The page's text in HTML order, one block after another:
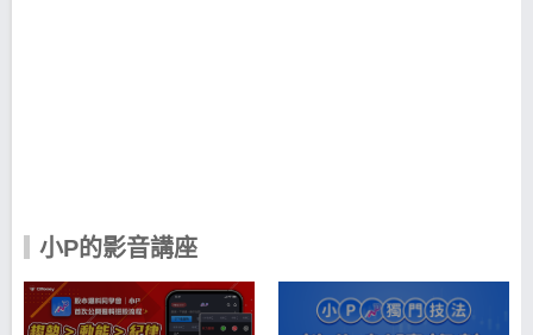
法運用在實戰當中，漸漸地融會貫通並創造了自己的
中，小Ｐ不僅培養了股市投資的興趣，小Ｐ也找到另
一個熱愛的投資項目，那便是—房地產，小Ｐ將第一
小P的影音講座